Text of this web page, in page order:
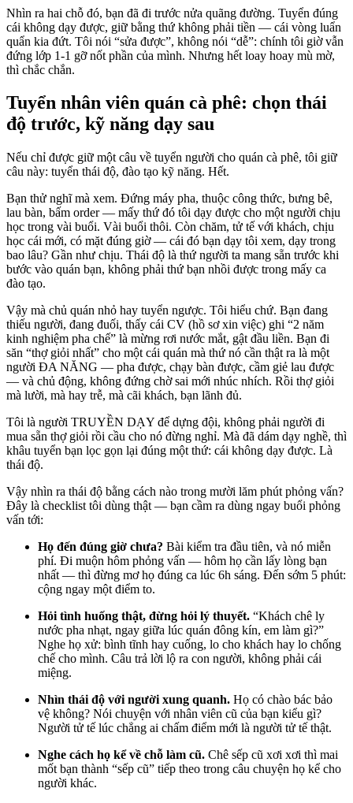
Nhìn ra hai chỗ đó, bạn đã đi trước nửa quãng đường. Tuyển đúng
cái không dạy được, giữ bằng thứ không phải tiền — cái vòng luẩn
quẩn kia đứt. Tôi nói “sửa được”, không nói “dễ”: chính tôi giờ vẫn
đứng lớp 1-1 gỡ nốt phần của mình. Nhưng hết loay hoay mù mờ,
thì chắc chắn.
Tuyển nhân viên quán cà phê: chọn thái
độ trước, kỹ năng dạy sau
Nếu chỉ được giữ một câu về tuyển người cho quán cà phê, tôi giữ
câu này: tuyển thái độ, đào tạo kỹ năng. Hết.
Bạn thử nghĩ mà xem. Đứng máy pha, thuộc công thức, bưng bê,
lau bàn, bấm order — mấy thứ đó tôi dạy được cho một người chịu
học trong vài buổi. Vài buổi thôi. Còn chăm, tử tế với khách, chịu
học cái mới, có mặt đúng giờ — cái đó bạn dạy tôi xem, dạy trong
bao lâu? Gần như chịu. Thái độ là thứ người ta mang sẵn trước khi
bước vào quán bạn, không phải thứ bạn nhồi được trong mấy ca
đào tạo.
Vậy mà chủ quán nhỏ hay tuyển ngược. Tôi hiểu chứ. Bạn đang
thiếu người, đang đuối, thấy cái CV (hồ sơ xin việc) ghi “2 năm
kinh nghiệm pha chế” là mừng rơi nước mắt, gật đầu liền. Bạn đi
săn “thợ giỏi nhất” cho một cái quán mà thứ nó cần thật ra là một
người ĐA NĂNG — pha được, chạy bàn được, cầm giẻ lau được
— và chủ động, không đứng chờ sai mới nhúc nhích. Rồi thợ giỏi
mà lười, mà hay trễ, mà cãi khách, bạn lãnh đủ.
Tôi là người TRUYỀN DẠY để dựng đội, không phải người đi
mua sẵn thợ giỏi rồi cầu cho nó đừng nghỉ. Mà đã dám dạy nghề, thì
khâu tuyển bạn lọc gọn lại đúng một thứ: cái không dạy được. Là
thái độ.
Vậy nhìn ra thái độ bằng cách nào trong mười lăm phút phỏng vấn?
Đây là checklist tôi dùng thật — bạn cầm ra dùng ngay buổi phỏng
vấn tới:
Họ đến đúng giờ chưa? Bài kiểm tra đầu tiên, và nó miễn
phí. Đi muộn hôm phỏng vấn — hôm họ cần lấy lòng bạn
nhất — thì đừng mơ họ đúng ca lúc 6h sáng. Đến sớm 5 phút:
cộng ngay một điểm to.
Hỏi tình huống thật, đừng hỏi lý thuyết. “Khách chê ly
nước pha nhạt, ngay giữa lúc quán đông kín, em làm gì?”
Nghe họ xử: bình tĩnh hay cuống, lo cho khách hay lo chống
chế cho mình. Câu trả lời lộ ra con người, không phải cái
miệng.
Nhìn thái độ với người xung quanh. Họ có chào bác bảo
vệ không? Nói chuyện với nhân viên cũ của bạn kiểu gì?
Người tử tế lúc chẳng ai chấm điểm mới là người tử tế thật.
Nghe cách họ kể về chỗ làm cũ. Chê sếp cũ xơi xơi thì mai
mốt bạn thành “sếp cũ” tiếp theo trong câu chuyện họ kể cho
người khác.